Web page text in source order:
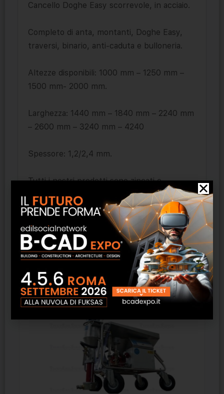
Cancello Doghe Easy scorrevole, in acciaio.
Completo di anta, montanti, Doghe Easy,
traversi, binario, anti-caduta e bulloneria.
Altezze disponibili: 1000 mm – 1250 mm –
1500 mm- 2000 mm.
Larghezza: 1440 mm – 1840 mm – 2240 mm
– 2600 mm – 3240 mm – 4240
Spessore: 1,2/2,4 mm.
Tutti i nostri prodotti sono zincati e
verniciati.
Prodotti correlati